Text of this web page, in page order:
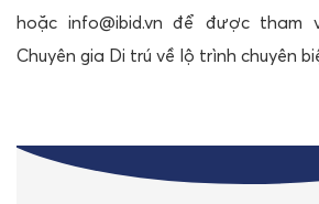
hoặc info@ibid.vn để được tham
Chuyên gia Di trú về lộ trình chuyên